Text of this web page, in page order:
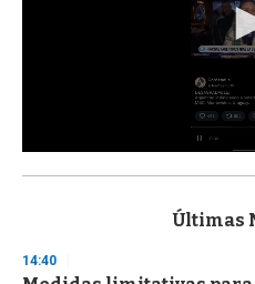
s
d
Últimas
14:40